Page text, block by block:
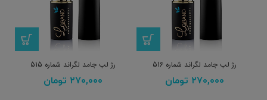
رژ لب جامد لگراند شماره 516
۲۷۰,۰۰۰ تومان
رژ لب جامد لگراند شماره 515
۲۷۰,۰۰۰ تومان